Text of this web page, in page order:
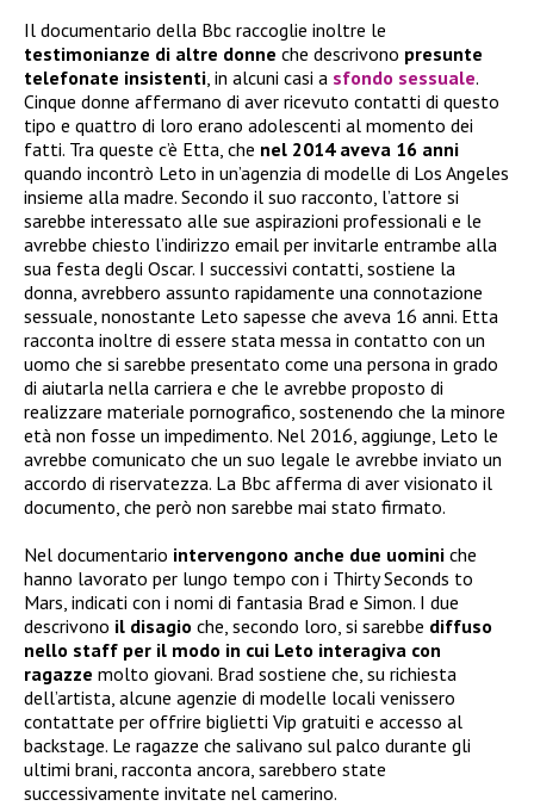
Il documentario della Bbc raccoglie inoltre le
testimonianze di altre donne che descrivono presunte
telefonate insistenti , in alcuni casi a sfondo sessuale.
Cinque donne affermano di aver ricevuto contatti di questo
tipo e quattro di loro erano adolescenti al momento dei
fatti. Tra queste c’è Etta, che nel 2014 aveva 16 anni
quando incontrò Leto in un’agenzia di modelle di Los Angeles
insieme alla madre. Secondo il suo racconto, l’attore si
sarebbe interessato alle sue aspirazioni professionali e le
avrebbe chiesto l’indirizzo email per invitarle entrambe alla
sua festa degli Oscar. I successivi contatti, sostiene la
donna, avrebbero assunto rapidamente una connotazione
sessuale, nonostante Leto sapesse che aveva 16 anni. Etta
racconta inoltre di essere stata messa in contatto con un
uomo che si sarebbe presentato come una persona in grado
di aiutarla nella carriera e che le avrebbe proposto di
realizzare materiale pornografico, sostenendo che la minore
età non fosse un impedimento. Nel 2016, aggiunge, Leto le
avrebbe comunicato che un suo legale le avrebbe inviato un
accordo di riservatezza. La Bbc afferma di aver visionato il
documento, che però non sarebbe mai stato firmato.
Nel documentario intervengono anche due uomini che
hanno lavorato per lungo tempo con i Thirty Seconds to
Mars, indicati con i nomi di fantasia Brad e Simon. I due
descrivono il disagio che, secondo loro, si sarebbe diffuso
nello staff per il modo in cui Leto interagiva con
ragazze molto giovani. Brad sostiene che, su richiesta
dell’artista, alcune agenzie di modelle locali venissero
contattate per offrire biglietti Vip gratuiti e accesso al
backstage. Le ragazze che salivano sul palco durante gli
ultimi brani, racconta ancora, sarebbero state
successivamente invitate nel camerino.